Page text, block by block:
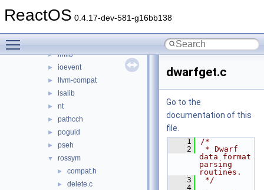
ReactOS 0.4.17-dev-581-g16bb138
► fslib
► inflib
► ioevent
► llvm-compat
► lsalib
► nt
► pathcch
► poguid
► pseh
▼ rossym
► compat.h
► delete.c
dwarfget.c
Go to the
documentation of this
file.
    1
/*
    2
* Dwarf
data format
parsing
routines.
    3
*/
    4